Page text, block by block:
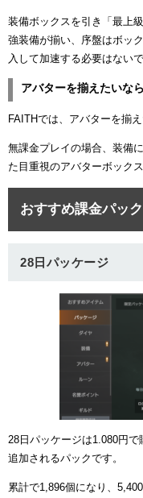
装備ボックスを引き「最上
強装備が揃い、序盤はボッ
入して加速する必要はないで
アバターを揃えたいな
FAITHでは、アバターを揃
無課金プレイの場合、装備
た目重視のアバターボック
おすすめ課金パック
28日パッケージ
28日パッケージは1.080円
追加されるパックです。
累計で1,896個になり、